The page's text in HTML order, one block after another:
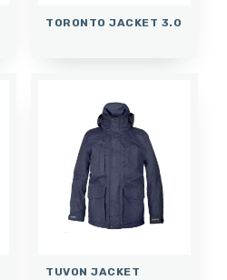
TORONTO JACKET 3.0
TUVON JACKET